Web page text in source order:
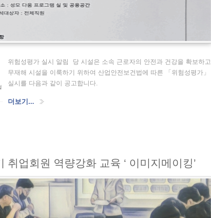
위험성평가 실시 알림 당 시설은 소속 근로자의 안전과 건강을 확보하고
무재해 시설을 이룩하기 위하여 산업안전보건법에 따른 「위험성평가」
실시를 다음과 같이 공고합니다.
더보기...
취업회원 역량강화 교육 ‘ 이미지메이킹’